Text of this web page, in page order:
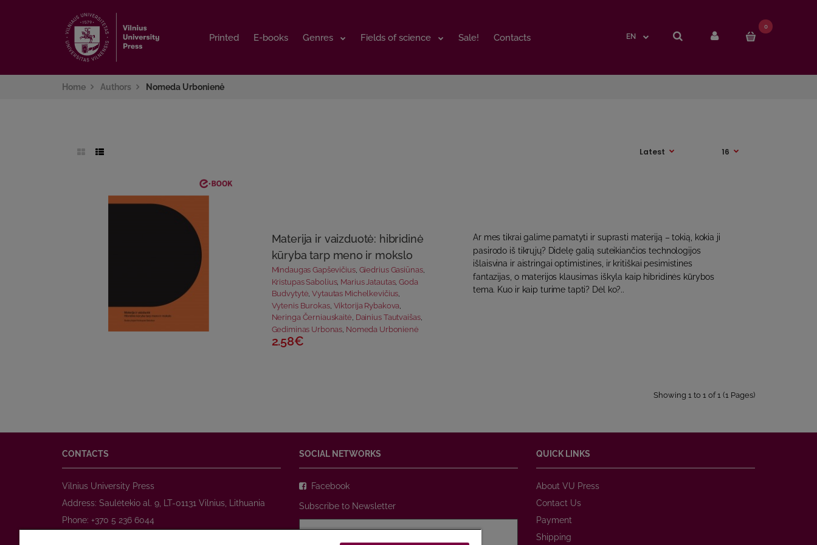
Printed E-books Genres Fields of science Sale! Contacts EN
0
Printed E-books Genres Fields of science Sale! Contacts EN
0
Home Authors Nomeda Urbonienė
Materija ir vaizduotė: hibridinė
kūryba tarp meno ir mokslo
Mindaugas Gapševičius, Giedrius Gasiūnas,
Kristupas Sabolius, Marius Jatautas,Goda
Budvytytė,Vytautas Michelkevičius,
Vytenis Burokas, Viktorija Rybakova
Neringa Černiauskaitė, Dainius Tautvaišas,
Gediminas Urbonas Nomeda Urbonienė
2.58€
Ar mes tikrai galime pamatyti ir suprasti materiją – tokią, kokia ji
pasirodo iš tikrųjų? Didelę galią suteikiančios technologijos
išlaisvina ir aistringai optimistines, ir kritiškai pesimistines
fantazijas, o materijos klausimas iškyla kaip hibridinės kūrybos
tema. Kuo ir kaip turime tapti? Dėl ko?..
Showing 1 to 1 of 1 (1 Pages)
CONTACTS
Vilnius University Press
Address: Saulėtekio al. 9, LT-01131 Vilnius, Lithuania
Phone: +370 5 236 6044
SOCIAL NETWORKS
Facebook
Subscribe to Newsletter
QUICK LINKS
About VU Press
Contact Us
Payment
Shipping